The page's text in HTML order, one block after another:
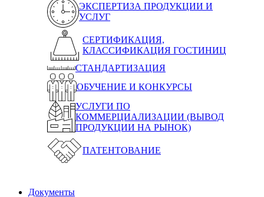
ЭКСПЕРТИЗА ПРОДУКЦИИ И
УСЛУГ
СЕРТИФИКАЦИЯ,
КЛАССИФИКАЦИЯ ГОСТИНИЦ
СТАНДАРТИЗАЦИЯ
ОБУЧЕНИЕ И КОНКУРСЫ
УСЛУГИ ПО
КОММЕРЦИАЛИЗАЦИИ (ВЫВОД
ПРОДУКЦИИ НА РЫНОК)
ПАТЕНТОВАНИЕ
Документы